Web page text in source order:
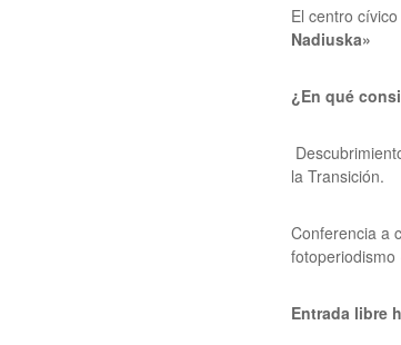
El centro
Nadiuska»
¿En qué
la Transición.
Conferencia a
fotoperiodismo
Entrada libre